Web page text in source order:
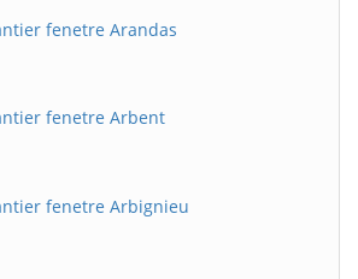
fenetre Arandas
fenetre Arbent
fenetre Arbignieu